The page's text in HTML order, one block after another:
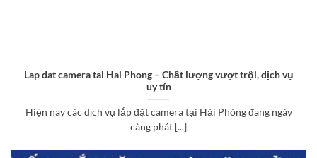
Lap dat camera tai Hai Phong – Chất lượng vượt trội, dịch vụ
uy tín
Hiện nay các dịch vụ lắp đặt camera tại Hải Phòng đang ngày
càng phát [...]